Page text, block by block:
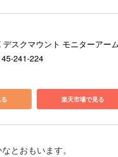
スクマウント モニターアー
241-224
楽天市場で見る
とおもいます。